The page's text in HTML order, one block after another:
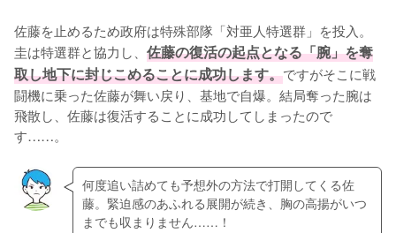
佐藤を止めるため政府は特殊部隊「対亜人特選群」を投入。
圭は特選群と協力し、 佐藤の復活の起点となる「腕」を奪
取し地下に封じこめることに成功します。ですがそこに戦
闘機に乗った佐藤が舞い戻り、基地で自爆。結局奪った腕は
飛散し、佐藤は復活することに成功してしまったので
す……。
何度追い詰めても予想外の方法で打開してくる佐
藤。緊迫感のあふれる展開が続き、胸の高揚がいつ
までも収まりません……！